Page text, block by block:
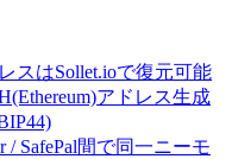
スはSollet.ioで復元可能
アドレス生成
/ SafePal間で同一ニーモ